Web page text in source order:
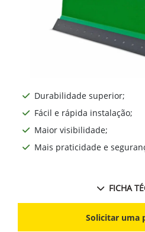
Durabilidade superior;
Fácil e rápida instalação;
Maior visibilidade;
Mais praticidade e
FICHA
Solicitar uma